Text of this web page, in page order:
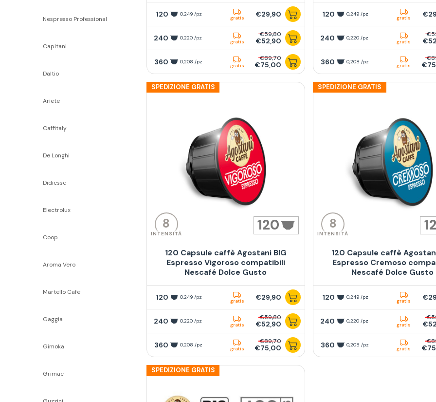
Nespresso Professional
Capitani
Daltio
Ariete
Caffitaly
De Longhi
Didiesse
Electrolux
Coop
Aroma Vero
Martello Cafe
Gaggia
Gimoka
Grimac
120 0,249 /pz
gratis €29,90
240 0,220 /pz
gratis
€59,80
€52,90
360 0,208 /pz
gratis
€89,70
€75,00
120 0,249 /pz
gratis
240 0,220 /pz
gratis
360 0,208 /pz
gratis
SPEDIZIONE GRATIS
8
INTENSITÀ 120
120 Capsule caffè Agostani BIG
Espresso Vigoroso compatibili
Nescafé Dolce Gusto
120 0,249 /pz
gratis €29,90
240 0,220 /pz
gratis
€59,80
€52,90
360 0,208 /pz
gratis
€89,70
€75,00
SPEDIZIONE GRATIS
8
INTENSITÀ
120 Capsule caffè
Espresso Cremoso
Nescafé Dolce Gusto
120 0,249 /pz
gratis
240 0,220 /pz
gratis
360 0,208 /pz
gratis
SPEDIZIONE GRATIS